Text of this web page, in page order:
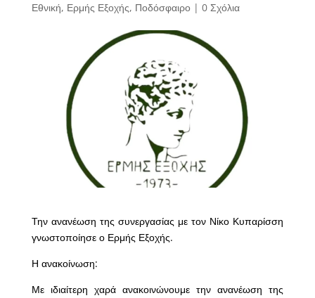
Εθνική, Ερμής Εξοχής, Ποδόσφαιρο| 0 Σχόλια
Την ανανέωση της συνεργασίας με τον Νίκο Κυπαρίσση
γνωστοποίησε ο Ερμής Εξοχής.
Η ανακοίνωση:
Με ιδιαίτερη χαρά ανακοινώνουμε την ανανέωση της